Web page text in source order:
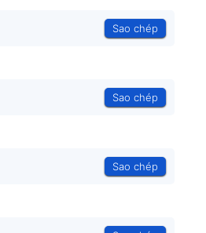
Sao chép
Sao chép
Sao chép